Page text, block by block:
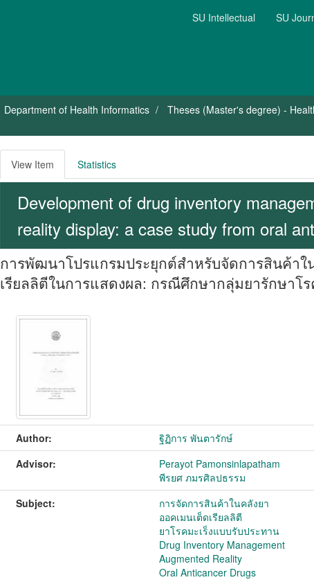
SU Intellectual SU
Department of Health Informatics
Theses (Master's degree) -
View Item Statistics
Development of drug inventory
reality display: a case study from oral
การพัฒนาโปรแกรมประยุกต์สำหรับจัดการสินค้าใ
เรียลลิตีในการแสดงผล: กรณีศึกษากลุ่มยารักษาโ
Author:
ฐิฏิการ พันตารักษ์
Advisor:
Perayot Pamonsinlapatham
พีรยศ ภมรศิลปธรรม
Subject:
การจัดการสินค้าในคลังยา
ออคเมนเต็ดเรียลลิตี
ยาโรคมะเร็งแบบรับประทาน
Drug Inventory Management
Augmented Reality
Oral Anticancer Drugs